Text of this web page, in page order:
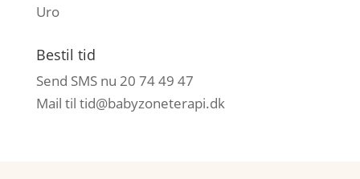
Uro
Bestil tid
Send SMS nu 20 74 49 47
Mail til tid@babyzoneterapi.dk